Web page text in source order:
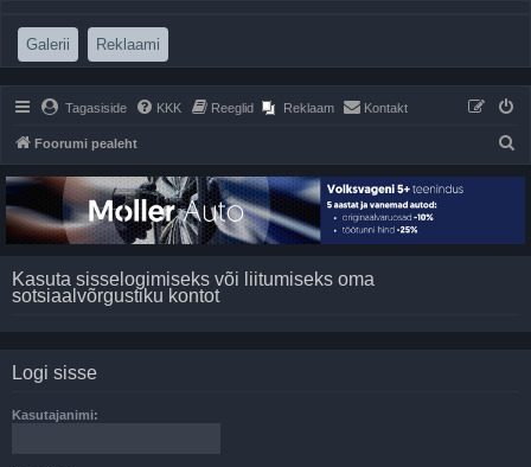
Galerii (Opens a new tab)
Reklaami
Tagasiside KKK Reeglid Reklaam Kontakt
Foorumi pealeht
Kasuta sisselogimiseks või liitumiseks oma
sotsiaalvõrgustiku kontot
Logi sisse
Kasutajanimi: